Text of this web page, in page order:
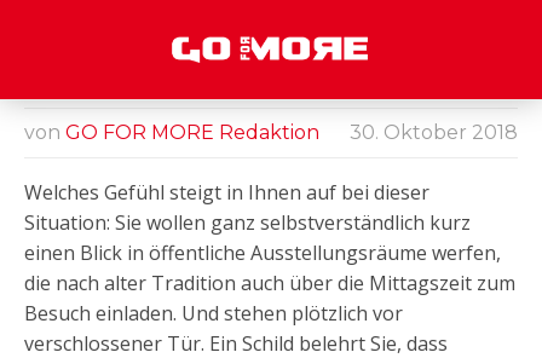
STEINZEIT IN DER
REPUBLIK
Kolumne:
von GO FOR MORE Redaktion 30. Oktober 2018
Welches Gefühl steigt in Ihnen auf bei dieser
Situation: Sie wollen ganz selbstverständlich kurz
einen Blick in öffentliche Ausstellungsräume werfen,
die nach alter Tradition auch über die Mittagszeit zum
Besuch einladen. Und stehen plötzlich vor
verschlossener Tür. Ein Schild belehrt Sie, dass